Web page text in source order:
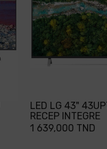
LED LG 43"
RECEP INTEGRE
1 639,000 TND